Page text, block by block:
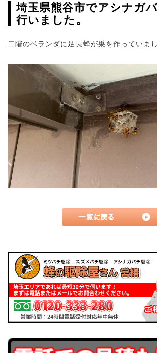
埼玉県熊谷市でアシナガ
行いました。
二階のベランダに足長蜂が巣を作っていまし